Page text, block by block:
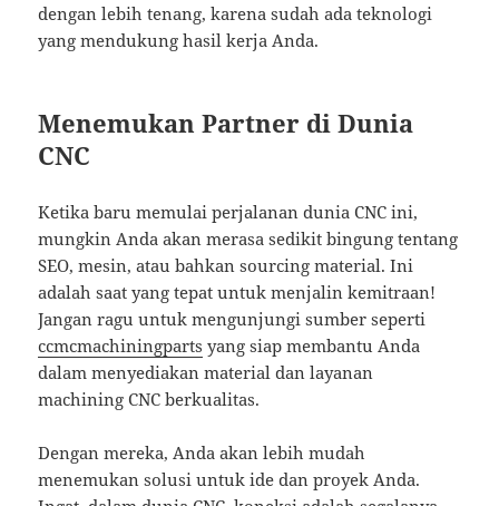
dengan lebih tenang, karena sudah ada teknologi
yang mendukung hasil kerja Anda.
Menemukan Partner di Dunia
CNC
Ketika baru memulai perjalanan dunia CNC ini,
mungkin Anda akan merasa sedikit bingung tentang
SEO, mesin, atau bahkan sourcing material. Ini
adalah saat yang tepat untuk menjalin kemitraan!
Jangan ragu untuk mengunjungi sumber seperti
ccmcmachiningparts yang siap membantu Anda
dalam menyediakan material dan layanan
machining CNC berkualitas.
Dengan mereka, Anda akan lebih mudah
menemukan solusi untuk ide dan proyek Anda.